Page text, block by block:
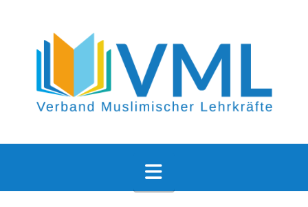
Navigation